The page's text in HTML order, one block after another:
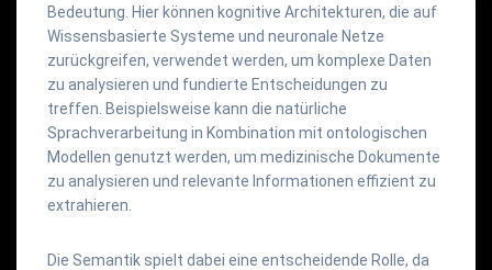
Bedeutung. Hier können kognitive Architekturen, die auf
Wissensbasierte Systeme und neuronale Netze
zurückgreifen, verwendet werden, um komplexe Daten
zu analysieren und fundierte Entscheidungen zu
treffen. Beispielsweise kann die natürliche
Sprachverarbeitung in Kombination mit ontologischen
Modellen genutzt werden, um medizinische Dokumente
zu analysieren und relevante Informationen effizient zu
extrahieren.
Die Semantik spielt dabei eine entscheidende Rolle, da